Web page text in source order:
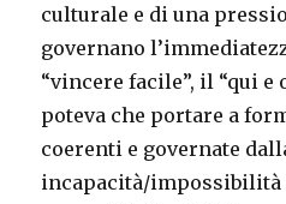
culturale e di una
governano
“vincere facile”, il “qui e
poteva che portare a
coerenti e governate
incapacità/impossibilità